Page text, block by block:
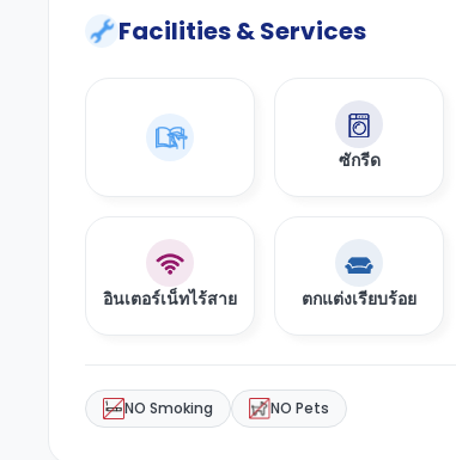
Facilities & Services
ซักรีด
อินเตอร์เน็ทไร้สาย ตกแต่งเรียบร้อย
NO Smoking NO Pets